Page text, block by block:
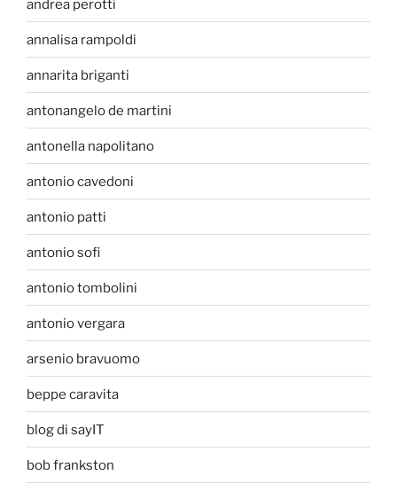
andrea perotti
annalisa rampoldi
annarita briganti
antonangelo de martini
antonella napolitano
antonio cavedoni
antonio patti
antonio sofi
antonio tombolini
antonio vergara
arsenio bravuomo
beppe caravita
blog di sayIT
bob frankston